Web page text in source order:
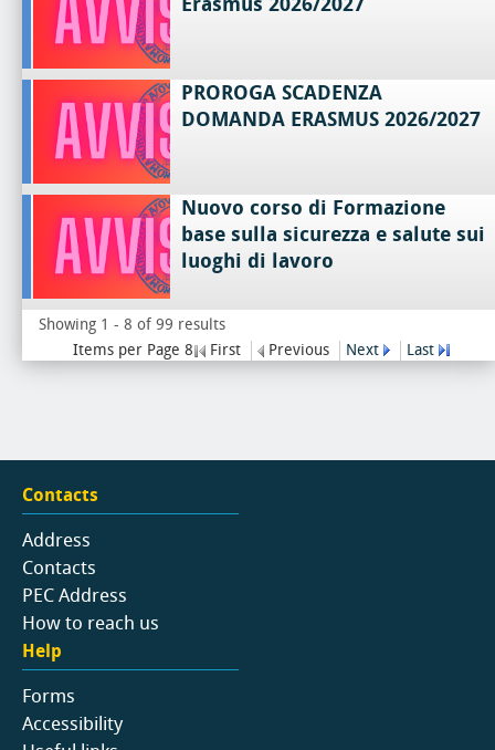
PROROGA SCADENZA
DOMANDA ERASMUS 2026/2027
Nuovo corso di Formazione
base sulla sicurezza e salute sui
luoghi di lavoro
Showing 1 - 8 of 99 results
Items per Page 8
First Previous Next Last
Contacts
Address
Contacts
PEC Address
How to reach us
Help
Forms
Accessibility